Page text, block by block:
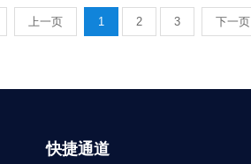
上一页 1 2 3 下一页
快捷通道